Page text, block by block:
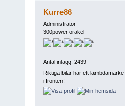
Kurre86
Administrator
300power orakel
Antal inlägg: 2439
Riktiga bilar har ett lambdamärke
i fronten!